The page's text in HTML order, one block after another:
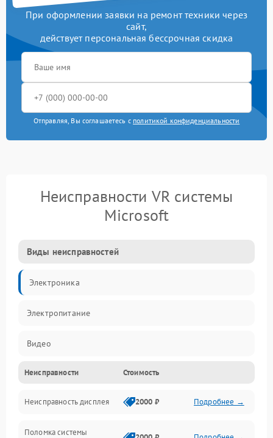
При оформлении заявки на ремонт техники через
сайт,
действует персональная бессрочная скидка
Отправляя, Вы соглашаетесь с политикой конфиденциальности
Неисправности VR системы
Microsoft
Виды неисправностей
Электроника
Электропитание
Видео
ПО
Сенсоры
Механические повреждения
Неисправности Стоимость
Неисправность дисплея 2000 ₽ Подробнее →
Поломка системы